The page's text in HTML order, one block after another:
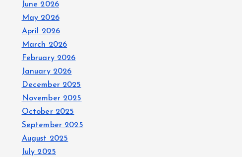
June 2026
May 2026
April 2026
March 2026
February 2026
January 2026
December 2025
November 2025
October 2025
September 2025
August 2025
July 2025